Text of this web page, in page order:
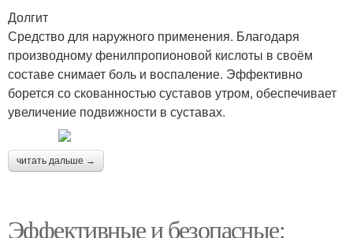
Долгит
Средство для наружного применения. Благодаря
производному фенилпропионовой кислоты в своём
составе снимает боль и воспаление. Эффективно
борется со скованностью суставов утром, обеспечивает
увеличение подвижности в суставах.
читать дальше →
Эффективные и безопасные: